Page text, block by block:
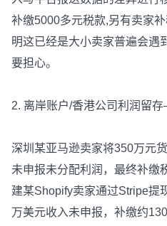
补缴5000多元税款,另有卖家
明这已经是大小卖家普遍会遇
要担心。
2. 离岸账户/香港公司利润留
深圳某亚马逊卖家将350万元
未申报未分配利润，最终补缴
建某Shopify卖家通过Stripe提
万美元收入未申报，补缴约